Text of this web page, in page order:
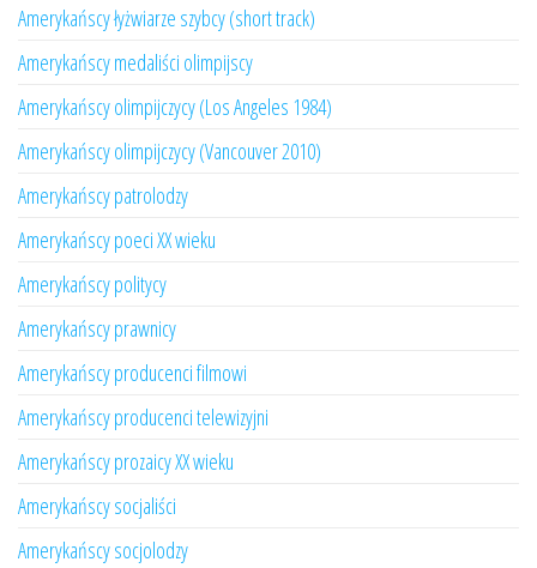
Amerykańscy łyżwiarze szybcy (short track)
Amerykańscy medaliści olimpijscy
Amerykańscy olimpijczycy (Los Angeles 1984)
Amerykańscy olimpijczycy (Vancouver 2010)
Amerykańscy patrolodzy
Amerykańscy poeci XX wieku
Amerykańscy politycy
Amerykańscy prawnicy
Amerykańscy producenci filmowi
Amerykańscy producenci telewizyjni
Amerykańscy prozaicy XX wieku
Amerykańscy socjaliści
Amerykańscy socjolodzy